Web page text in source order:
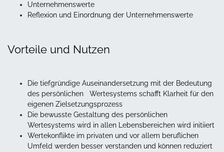
Unternehmenswerte
Reflexion und Einordnung der Unternehmenswerte
Vorteile und Nutzen
Die tiefgründige Auseinandersetzung mit der Bedeutung
des persönlichen Wertesystems schafft Klarheit für den
eigenen Zielsetzungsprozess
Die bewusste Gestaltung des persönlichen
Wertesystems wird in allen Lebensbereichen wird initiiert
Wertekonflikte im privaten und vor allem beruflichen
Umfeld werden besser verstanden und können reduziert